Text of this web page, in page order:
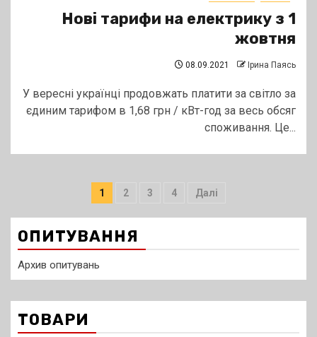
Нові тарифи на електрику з 1
жовтня
08.09.2021 Ірина Паясь
У вересні українці продовжать платити за світло за
єдиним тарифом в 1,68 грн / кВт-год за весь обсяг
споживання. Це...
Пагінація
записів
1 2 3 4 Далі
ОПИТУВАННЯ
Архив опитувань
ТОВАРИ